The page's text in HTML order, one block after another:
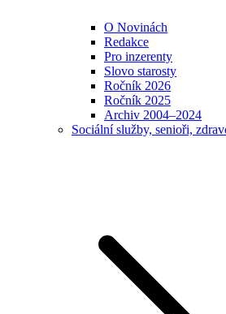
O Novinách
Redakce
Pro inzerenty
Slovo starosty
Ročník 2026
Ročník 2025
Archiv 2004–2024
Sociální služby, senioři,